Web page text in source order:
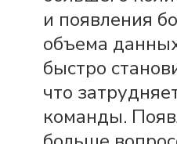
и появления
объема
быстро
что
команды.